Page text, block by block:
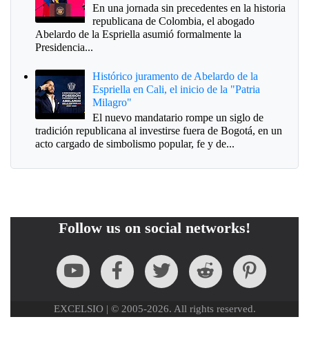
En una jornada sin precedentes en la historia
republicana de Colombia, el abogado
Abelardo de la Espriella asumió formalmente la
Presidencia...
Histórico juramento de Abelardo de la
Espriella en Cali, el inicio de la "Patria
Milagro"
El nuevo mandatario rompe un siglo de
tradición republicana al investirse fuera de Bogotá, en un
acto cargado de simbolismo popular, fe y de...
Follow us on social networks!
EXCELSIO | © 2005-2026. All rights reserved.